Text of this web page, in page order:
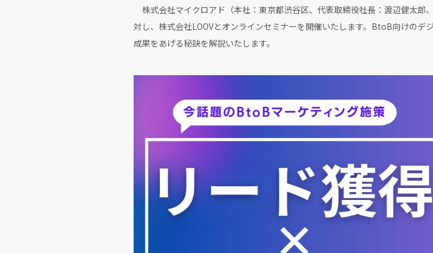
株式会社マイクロアド（本社：東京都渋谷区、代表取締役社長：渡辺健太
対し、株式会社LOOVとオンラインセミナーを開催いたします。BtoB向けのデ
成果をあげる秘訣を解説いたします。